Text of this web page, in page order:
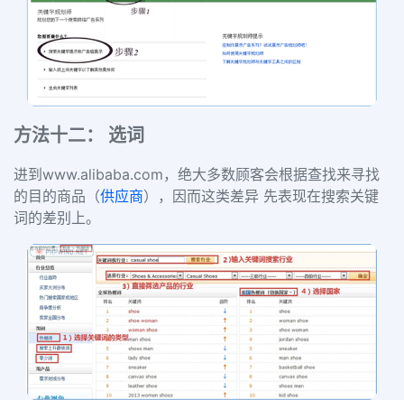
方法十二： 选词
进到www.alibaba.com ，绝大多数顾客会根据查找来寻找
的目的商品（供应商），因而这类差异 先表现在搜索关键
词的差别上。